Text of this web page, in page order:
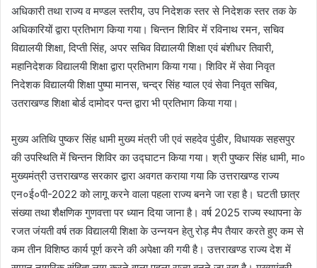
अधिकारी तथा राज्य व मण्डल स्तरीय, उप निदेशक स्तर से निदेशक स्तर तक के
अधिकारियों द्वारा प्रतिभाग किया गया। चिन्तन शिविर में रविनाथ रमन, सचिव
विद्यालयी शिक्षा, दिप्ती सिंह, अपर सचिव विद्यालयी शिक्षा एवं बंशीधर तिवारी,
महानिदेशक विद्यालयी शिक्षा द्वारा प्रतिभाग किया गया। शिविर में सेवा निवृत
निदेशक विद्यालयी शिक्षा पुष्पा मानस, चन्द्र सिंह ग्वाल एवं सेवा निवृत सचिव,
उतराखण्ड शिक्षा बोर्ड दामोदर पन्त द्वारा भी प्रतिभाग किया गया।
मुख्य अतिथि पुष्कर सिंह धामी मुख्य मंत्री जी एवं सहदेव पुंडीर, विधायक सहसपुर
की उपस्थिति में चिन्तन शिविर का उद्घाटन किया गया। श्री पुष्कर सिंह धामी, मा०
मुख्यमंत्री उत्तराखण्ड सरकार द्वारा अवगत कराया गया कि उत्तराखण्ड राज्य
एन०ई०पी-2022 को लागू करने वाला पहला राज्य बनने जा रहा है। घटती छात्र
संख्या तथा शैक्षणिक गुणवत्ता पर ध्यान दिया जाना है। वर्ष 2025 राज्य स्थापना के
रजत जंयती वर्ष तक विद्यालयी शिक्षा के उन्नयन हेतु रोड़ मैप तैयार करते हुए कम से
कम तीन विशिष्ठ कार्य पूर्ण करने की अपेक्षा की गयी है। उत्तराखण्ड राज्य देश में